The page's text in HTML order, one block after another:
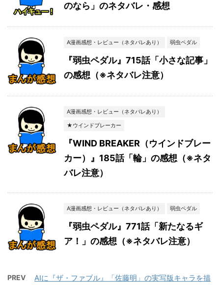
のなら」のネタバレ・感想
A漫画感想・レビュー（ネタバレあり） 弱虫ペダル
『弱虫ペダル』715話「小さな記事」
の感想（※ネタバレ注意）
A漫画感想・レビュー（ネタバレあり）
★ウインドブレーカー
『WIND BREAKER（ウインドブレー
カー）』185話「輪」の感想（※ネタ
バレ注意）
A漫画感想・レビュー（ネタバレあり） 弱虫ペダル
『弱虫ペダル』771話「新たなるギ
ア！」の感想（※ネタバレ注意）
PREV
AIに『ザ・ファブル』「佐藤明」の実写版キャラを描